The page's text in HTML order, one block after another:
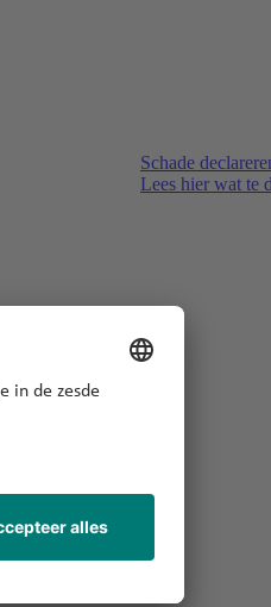
Schade
Lees hier wat te